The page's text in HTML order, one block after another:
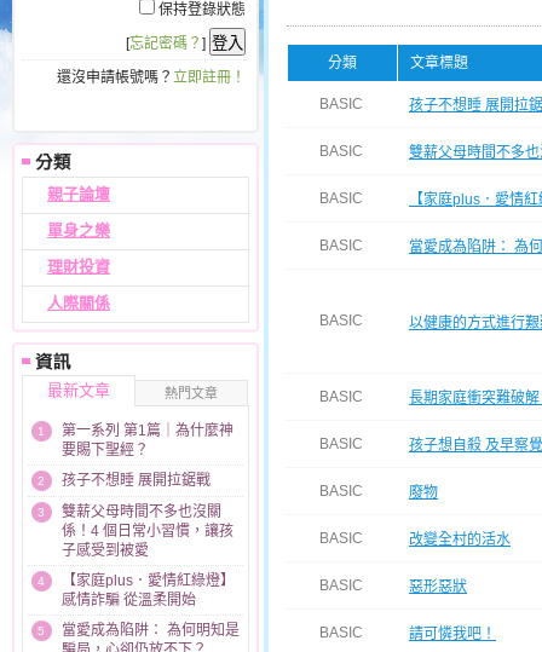
保持登錄狀態
[忘記密碼？ ]
還沒申請帳號嗎？ 立即註冊！
親子論壇
單身之樂
理財投資
人際關係
最新文章 熱門文章
1
第一系列 第1篇｜為什麼神
要賜下聖經？
2 孩子不想睡 展開拉鋸戰
3
雙薪父母時間不多也沒關
係！4 個日常小習慣，讓孩
子感受到被愛
4
【家庭plus．愛情紅綠燈】
感情詐騙 從溫柔開始
5
當愛成為陷阱： 為何明知是
分類 文章標題
BASIC 孩子不想睡 展開拉
BASIC 雙薪父母時間不多
BASIC 【家庭plus．愛情
BASIC 當愛成為陷阱： 為
BASIC 以健康的方式進行
BASIC 長期家庭衝突難破
BASIC 孩子想自殺 及早察覺
BASIC 廢物
BASIC 改變全村的活水
BASIC 惡形惡狀
BASIC 請可憐我吧！